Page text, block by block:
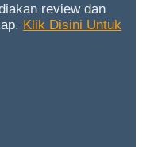
review dan
Klik Disini Untuk